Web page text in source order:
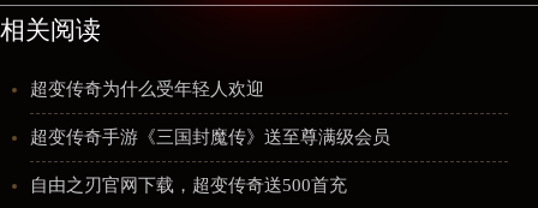
相关阅读
超变传奇为什么受年轻人欢迎
超变传奇手游《三国封魔传》送至尊满级会员
自由之刃官网下载，超变传奇送500首充